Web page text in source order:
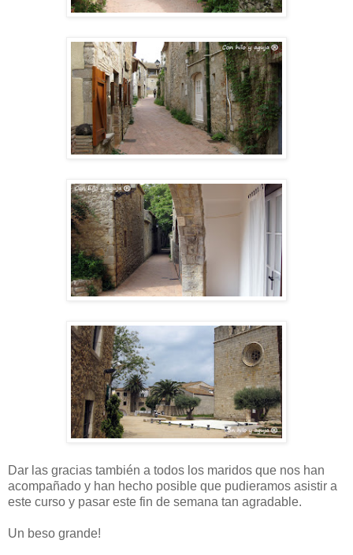
Dar las gracias también a todos los maridos que nos han
acompañado y han hecho posible que pudieramos asistir a
este curso y pasar este fin de semana tan agradable.
Un beso grande!